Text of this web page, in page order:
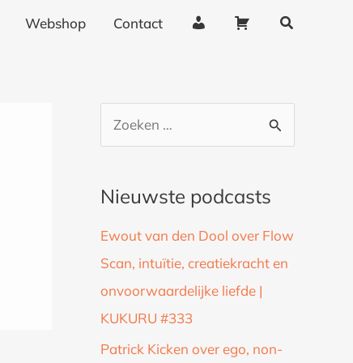
Webshop Contact
e
g
v
e
W
g
Zoeken
n
a
a
r
:
Nieuwste podcasts
Ewout van den Dool over Flow
Scan, intuïtie, creatiekracht en
onvoorwaardelijke liefde |
KUKURU #333
Patrick Kicken over ego, non-